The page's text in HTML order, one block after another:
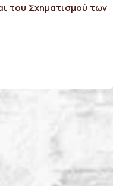
του Σχηματισμού των